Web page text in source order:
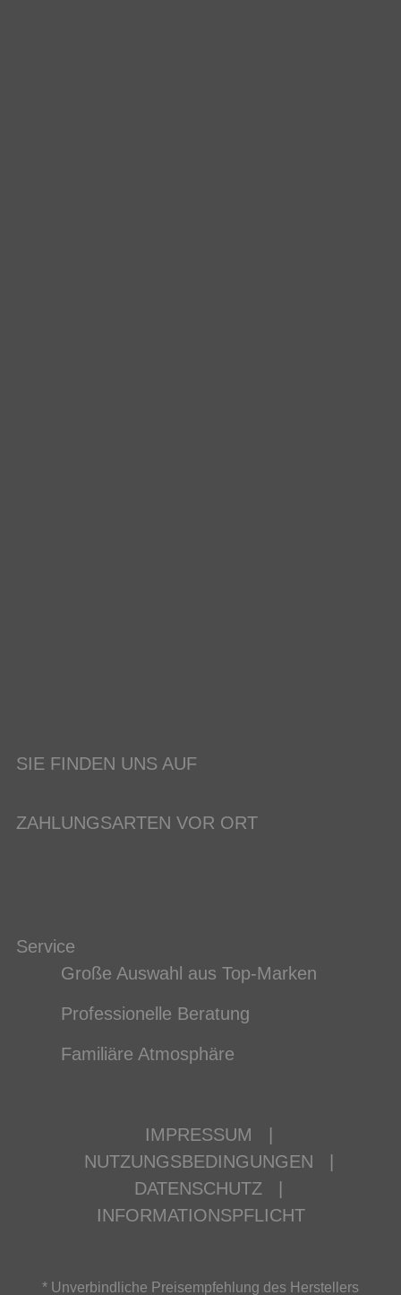
SIE FINDEN UNS AUF
ZAHLUNGSARTEN VOR ORT
Service
Große Auswahl aus Top-Marken
Professionelle Beratung
Familiäre Atmosphäre
IMPRESSUM
NUTZUNGSBEDINGUNGEN
DATENSCHUTZ
INFORMATIONSPFLICHT
* Unverbindliche Preisempfehlung des Herstellers